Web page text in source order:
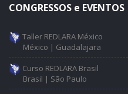
CONGRESSOS e EVENTOS
Taller REDLARA México
México | Guadalajara
Curso REDLARA Brasil
Brasil | São Paulo